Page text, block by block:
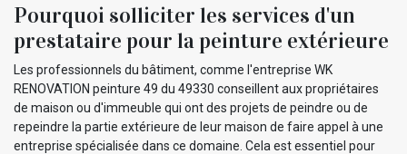
Pourquoi solliciter les services d'un
prestataire pour la peinture extérieure
Les professionnels du bâtiment, comme l'entreprise WK
RENOVATION peinture 49 du 49330 conseillent aux propriétaires
de maison ou d'immeuble qui ont des projets de peindre ou de
repeindre la partie extérieure de leur maison de faire appel à une
entreprise spécialisée dans ce domaine. Cela est essentiel pour